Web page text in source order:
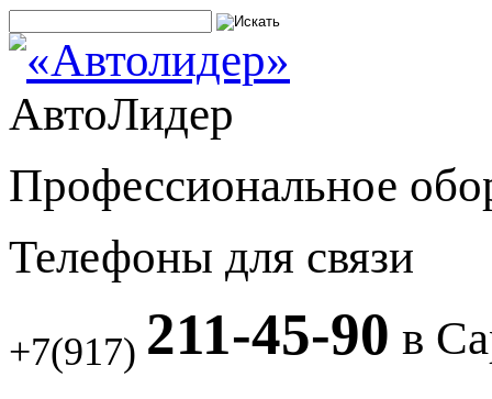
АвтоЛидер
Профессиональное
Телефоны для связи
+7(917) 211-45-90 в